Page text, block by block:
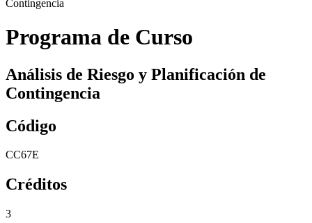
Programa de Curso
Análisis de Riesgo y Planificación de
Contingencia
Código
CC67E
Créditos
3